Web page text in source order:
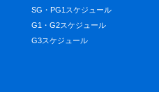
SG・PG1スケジュール
G1・G2スケジュール
G3スケジュール